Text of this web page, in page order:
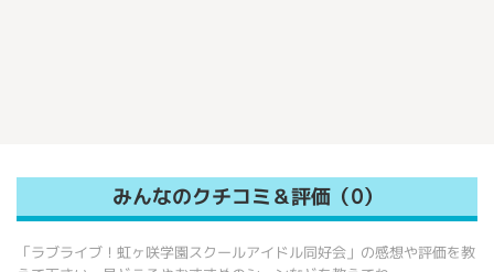
みんなのクチコミ＆評価（0）
「ラブライブ！虹ヶ咲学園スクールアイドル同好会」の感想や評価を教